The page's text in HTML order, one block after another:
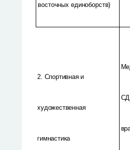
восточных единоборств)
2. Спортивная и
художественная
гимнастика